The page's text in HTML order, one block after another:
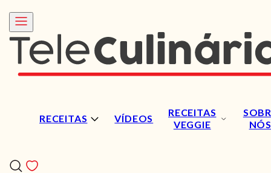
RECEITAS VÍDEOS
RECEITAS
VEGGIE
NÓS